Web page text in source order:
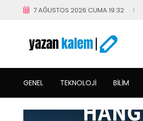
7 AĞUSTOS 2026 CUMA 19:32
GENEL TEKNOLOJI BILIM